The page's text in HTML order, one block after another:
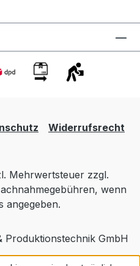
Widerrufsrecht
Mehrwertsteuer zzgl.
wenn
angegeben.
Produktionstechnik GmbH